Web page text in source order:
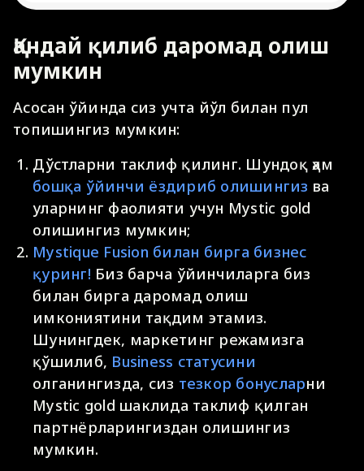
Қандай қилиб даромад олиш
мумкин
Асосан ўйинда сиз учта йўл билан пул
топишингиз мумкин:
Дўстларни таклиф қилинг. Шундоқ ҳам
бошқа ўйинчи ёздириб олишингиз ва
уларнинг фаолияти учун Mystic gold
олишингиз мумкин;
Mystique Fusion билан бирга бизнес
қуринг! Биз барча ўйинчиларга биз
билан бирга даромад олиш
имкониятини тақдим этамиз.
Шунингдек, маркетинг режамизга
қўшилиб, Business статусини
олганингизда, сиз тезкор бонусларни
Mystic gold шаклида таклиф қилган
партнёрларингиздан олишингиз
мумкин.